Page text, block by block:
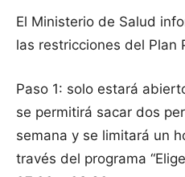
El Ministerio de Salud
las restricciones del Plan
Paso 1: solo estará
se permitirá sacar dos
semana y se limitará un
través del programa